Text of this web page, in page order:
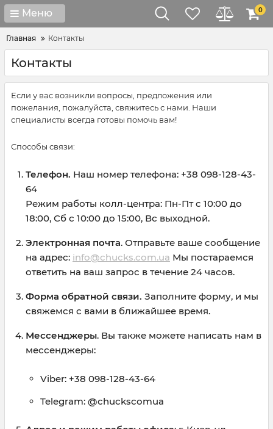
Меню 0
Главная Контакты
Контакты
Если у вас возникли вопросы, предложения или
пожелания, пожалуйста, свяжитесь с нами. Наши
специалисты всегда готовы помочь вам!
Способы связи:
Телефон. Наш номер телефона: +38 098-128-43-
64
Режим работы колл-центра: Пн-Пт с 10:00 до
18:00, Сб с 10:00 до 15:00, Вс выходной.
Электронная почта. Отправьте ваше сообщение
на адрес: info@chucks.com.ua Мы постараемся
ответить на ваш запрос в течение 24 часов.
Форма обратной связи. Заполните форму, и мы
свяжемся с вами в ближайшее время.
Мессенджеры. Вы также можете написать нам в
мессенджеры:
Viber: +38 098-128-43-64
Telegram: @chuckscomua